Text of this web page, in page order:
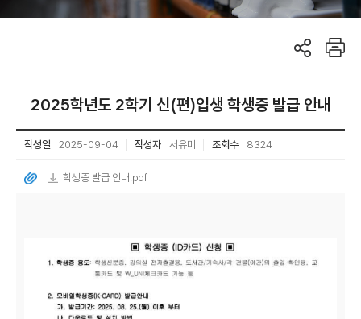
2025학년도 2학기 신(편)입생 학생증 발급 안내
작성일 2025-09-04 작성자 서유미 조회수 8324
학생증 발급 안내.pdf